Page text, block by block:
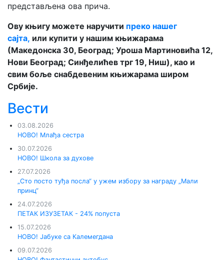
представљена ова прича.
Ову књигу можете наручити преко нашег
сајта, или купити у нашим књижарама
(Македонска 30, Београд; Уроша Мартиновића 12,
Нови Београд; Синђелићев трг 19, Ниш), као и
свим боље снабдевеним књижарама широм
Србије.
Вести
03.08.2026
НОВО! Млађа сестра
30.07.2026
НОВО! Школа за духове
27.07.2026
„Сто посто туђа посла“ у ужем избору за награду „Мали
принц“
24.07.2026
ПЕТАК ИЗУЗЕТАК - 24% попуста
15.07.2026
НОВО! Јабуке са Калемегдана
09.07.2026